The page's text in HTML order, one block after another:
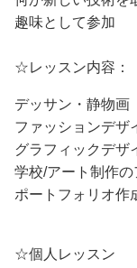
趣味として参加
☆レッスン内容：
デッサン・静物画
ファッションデザ
グラフィックデザ
学校/アート制作の
ポートフォリオ作
☆個人レッスン